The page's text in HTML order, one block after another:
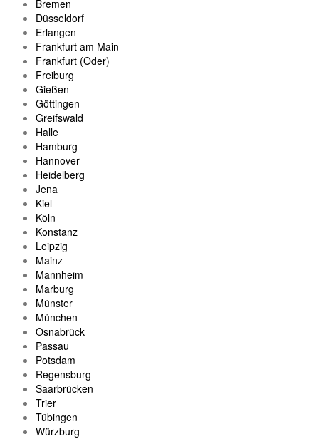
Bremen
Düsseldorf
Erlangen
Frankfurt am Main
Frankfurt (Oder)
Freiburg
Gießen
Göttingen
Greifswald
Halle
Hamburg
Hannover
Heidelberg
Jena
Kiel
Köln
Konstanz
Leipzig
Mainz
Mannheim
Marburg
Münster
München
Osnabrück
Passau
Potsdam
Regensburg
Saarbrücken
Trier
Tübingen
Würzburg